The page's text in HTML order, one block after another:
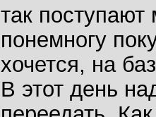
так поступают
понемногу
хочется, на
В этот день